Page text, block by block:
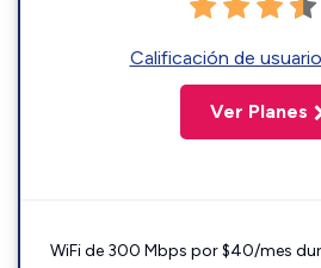
Calificación de
Ver Planes
WiFi de 300 Mbps por $40/mes